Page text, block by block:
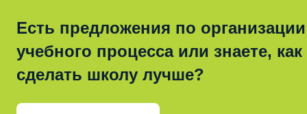
Есть предложения по организации
учебного процесса или знаете, как
сделать школу лучше?